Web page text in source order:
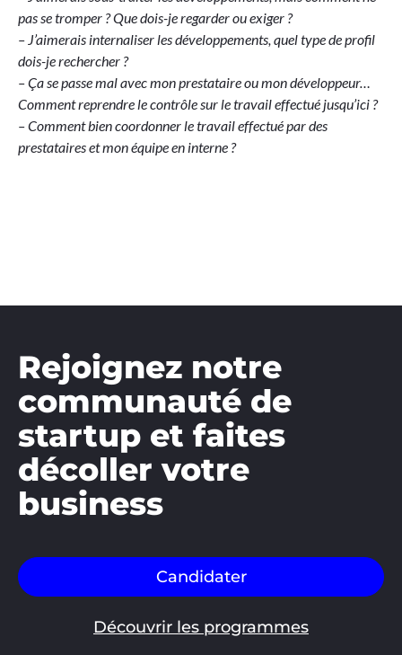
pas se tromper ? Que dois-je regarder ou exiger ?
– J’aimerais internaliser les développements, quel type de profil
dois-je rechercher ?
– Ça se passe mal avec mon prestataire ou mon développeur…
Comment reprendre le contrôle sur le travail effectué jusqu’ici ?
– Comment bien coordonner le travail effectué par des
prestataires et mon équipe en interne ?
Rejoignez notre
communauté de
startup et faites
décoller votre
business
Candidater
Découvrir les programmes